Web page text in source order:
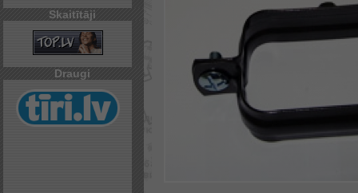
Skaitītāji
Draugi